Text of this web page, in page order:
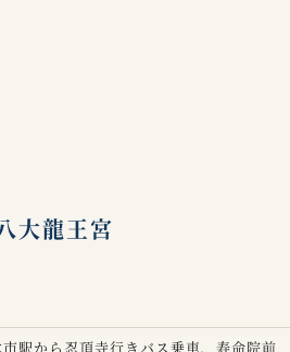
龍王宮
駅から忍頂寺行きバス乗車、寿命院前